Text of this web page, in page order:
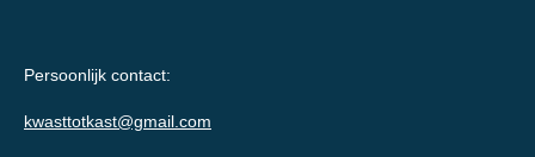
Persoonlijk contact:
kwasttotkast@gmail.com